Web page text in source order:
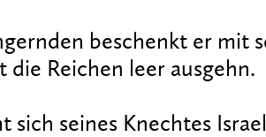
beschenkt er mit
die Reichen leer ausgehn.
sich seines Knechtes